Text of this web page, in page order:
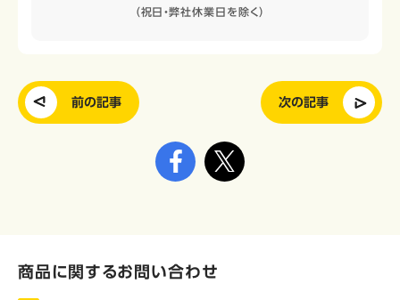
（祝日・弊社休業日を除く）
前の記事 次の記事
商品に関するお問い合わせ